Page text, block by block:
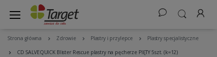
Strona główna Zdrowie Plastry i przylepce Plastry specjalistyczne
CD SALVEQUICK Blister Rescue plastry na pęcherze PIĘTY 5szt. (k=12)